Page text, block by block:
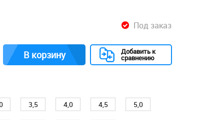
Под заказ
В корзину Добавить к
сравнению
3,5 4,0 4,5 5,0